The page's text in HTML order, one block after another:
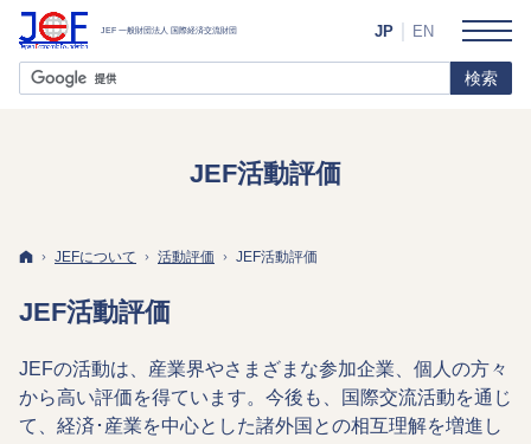
JEF活動評価
ホーム
JEFについて 活動評価 JEF活動評価
JEF活動評価
JEFの活動は、産業界やさまざまな参加企業、個人の方々
から高い評価を得ています。今後も、国際交流活動を通じ
て、経済･産業を中心とした諸外国との相互理解を増進し
JP EN